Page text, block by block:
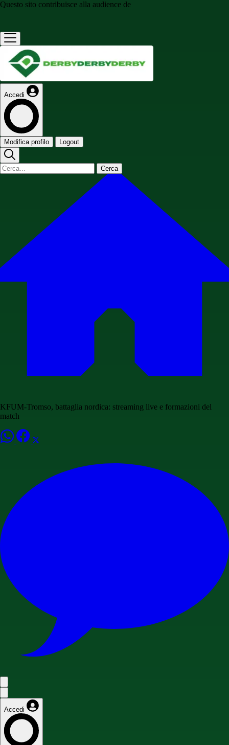
Questo sito contribuisce alla audience de
Accedi
Modifica profilo Logout
Cerca
KFUM-Tromso, battaglia nordica: streaming live e formazioni del
match
Accedi